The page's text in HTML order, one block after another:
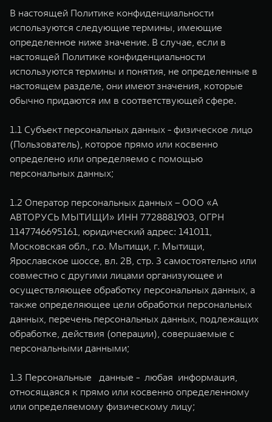
В настоящей Политике конфиденциальности
используются следующие термины, имеющие
определенное ниже значение. В случае, если в
настоящей Политике конфиденциальности
используются термины и понятия, не определенные в
настоящем разделе, они имеют значения, которые
обычно придаются им в соответствующей сфере.
1.1 Субъект персональных данных - физическое лицо
(Пользователь), которое прямо или косвенно
определено или определяемо с помощью
персональных данных;
1.2 Оператор персональных данных – ООО «А
АВТОРУСЬ МЫТИЩИ» ИНН 7728881903, ОГРН
1147746695161, юридический адрес: 141011,
Московская обл., г.о. Мытищи, г. Мытищи,
Ярославское шоссе, вл. 2В, стр. 3 самостоятельно или
совместно с другими лицами организующее и
осуществляющее обработку персональных данных, а
также определяющее цели обработки персональных
данных, перечень персональных данных, подлежащих
обработке, действия (операции), совершаемые с
персональными данными;
1.3 Персональные данные - любая информация,
относящаяся к прямо или косвенно определенному
или определяемому физическому лицу;